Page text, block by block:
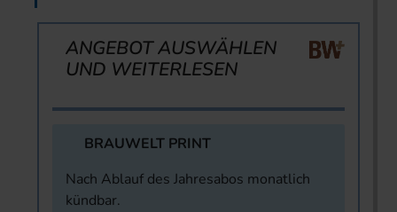
ANGEBOT AUSWÄHLEN
UND WEITERLESEN
BRAUWELT PRINT
Nach Ablauf des Jahresabos monatlich
kündbar.